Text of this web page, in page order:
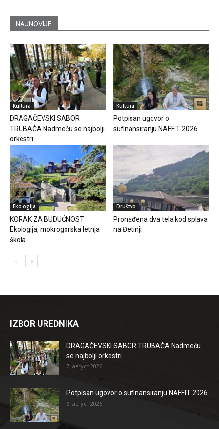
NAJNOVIJE
Kultura
DRAGAČEVSKI SABOR
TRUBAČA Nadmeću se najbolji
orkestri
Kultura
Potpisan ugovor o
sufinansiranju NAFFIT 2026.
Ekologija
KORAK ZA BUDUĆNOST
Ekologija, mokrogorska letnja
škola
Društvo
Pronađena dva tela kod splava
na Đetinji
IZBOR UREDNIKA
DRAGAČEVSKI SABOR TRUBAČA Nadmeću
se najbolji orkestri
7. август 2026.
Potpisan ugovor o sufinansiranju NAFFIT 2026.
6. август 2026.